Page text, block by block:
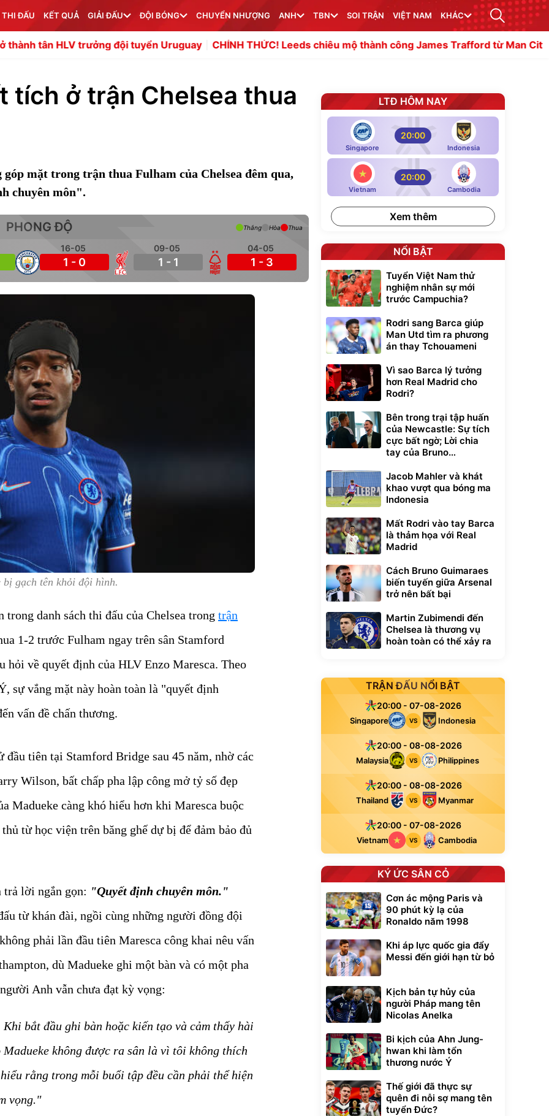
THI ĐẤU KẾT QUẢ GIẢI ĐẤU ĐỘI BÓNG CHUYỂN NHƯỢNG ANH TBN SOI TRẬN VIỆT NAM KHÁC
trưởng đội tuyển Uruguay CHÍNH THỨC! Leeds chiêu mộ thành công James Trafford từ Man City Bên trong
tích ở trận Chelsea thua
mặt trong trận thua Fulham của Chelsea đêm qua,
chuyên môn".
PHONG ĐỘ
16-05
1 - 0
09-05
1 - 1
04-05
1 - 3
Thắng Hòa Thua
bị gạch tên khỏi đội hình.
danh sách thi đấu của Chelsea trong trận
1-2 trước Fulham ngay trên sân Stamford
hỏi về quyết định của HLV Enzo Maresca. Theo
sự vắng mặt này hoàn toàn là "quyết định
vấn đề chấn thương.
tiên tại Stamford Bridge sau 45 năm, nhờ các
Wilson, bất chấp pha lập công mở tỷ số đẹp
Madueke càng khó hiểu hơn khi Maresca buộc
từ học viện trên băng ghế dự bị để đảm bảo đủ
trả lời ngắn gọn: "Quyết định chuyên môn."
từ khán đài, ngồi cùng những người đồng đội
phải lần đầu tiên Maresca công khai nêu vấn
dù Madueke ghi một bàn và có một pha
Anh vẫn chưa đạt kỳ vọng:
Khi bắt đầu ghi bàn hoặc kiến tạo và cảm thấy hài
không được ra sân là vì tôi không thích
rằng trong mỗi buổi tập đều cần phải thể hiện
vọng."
LTĐ HÔM NAY
Singapore
20:00
Indonesia
Vietnam
20:00
Cambodia
Xem thêm
NỔI BẬT
Tuyển Việt Nam thử
nghiệm nhân sự mới
trước Campuchia?
Rodri sang Barca giúp
Man Utd tìm ra phương
án thay Tchouameni
Vì sao Barca lý tưởng
hơn Real Madrid cho
Rodri?
Bên trong trại tập huấn
của Newcastle: Sự tích
cực bất ngờ; Lời chia
tay của Bruno
Jacob Mahler và khát
khao vượt qua bóng ma
Indonesia
Mất Rodri vào tay Barca
là thảm họa với Real
Madrid
Cách Bruno Guimaraes
biến tuyến giữa Arsenal
trở nên bất bại
Martin Zubimendi đến
Chelsea là thương vụ
hoàn toàn có thể xảy ra
TRẬN ĐẤU NỔI BẬT
20:00 - 07-08-2026
Singapore VS Indonesia
20:00 - 08-08-2026
Malaysia VS Philippines
20:00 - 08-08-2026
Thailand VS Myanmar
20:00 - 07-08-2026
Vietnam VS Cambodia
KÝ ỨC SÂN CỎ
Cơn ác mộng Paris và
90 phút kỳ lạ của
Ronaldo năm 1998
Khi áp lực quốc gia đẩy
Messi đến giới hạn từ bỏ
Kịch bản tự hủy của
người Pháp mang tên
Nicolas Anelka
Bi kịch của Ahn Jung-
hwan khi làm tổn
thương nước Ý
Thế giới đã thực sự
quên đi nỗi sợ mang tên
tuyển Đức?